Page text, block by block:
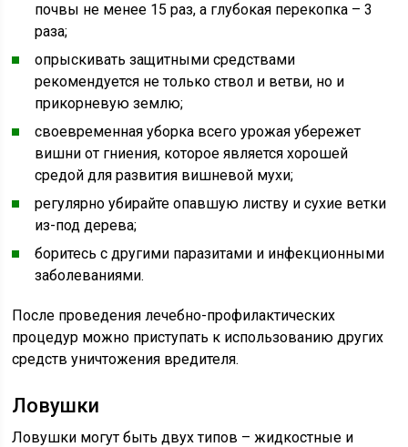
почвы не менее 15 раз, а глубокая перекопка – 3
раза;
опрыскивать защитными средствами
рекомендуется не только ствол и ветви, но и
прикорневую землю;
своевременная уборка всего урожая убережет
вишни от гниения, которое является хорошей
средой для развития вишневой мухи;
регулярно убирайте опавшую листву и сухие ветки
из-под дерева;
боритесь с другими паразитами и инфекционными
заболеваниями.
После проведения лечебно-профилактических
процедур можно приступать к использованию других
средств уничтожения вредителя.
Ловушки
Ловушки могут быть двух типов – жидкостные и